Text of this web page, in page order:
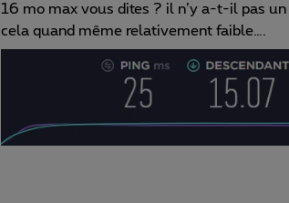
16 mo max vous dites ? il n’y a-t-il pas
cela quand même relativement faible….